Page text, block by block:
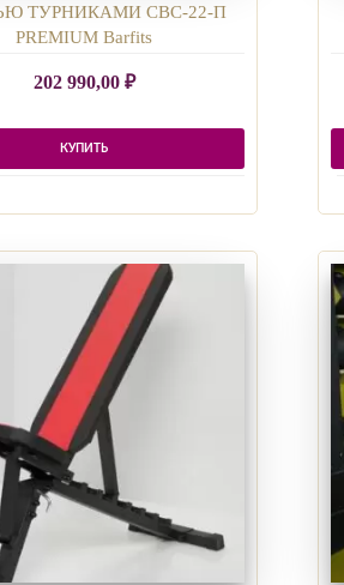
ТУРНИКАМИ СВС-22-П
PREMIUM Barfits
202 990,00 ₽
КУПИТЬ